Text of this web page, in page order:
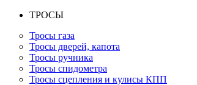
ТРОСЫ
Тросы газа
Тросы дверей, капота
Тросы ручника
Тросы спидометра
Тросы сцепления и кулисы КПП